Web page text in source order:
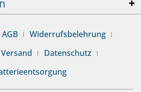
AGB
Widerrufsbelehrung
Datenschutz